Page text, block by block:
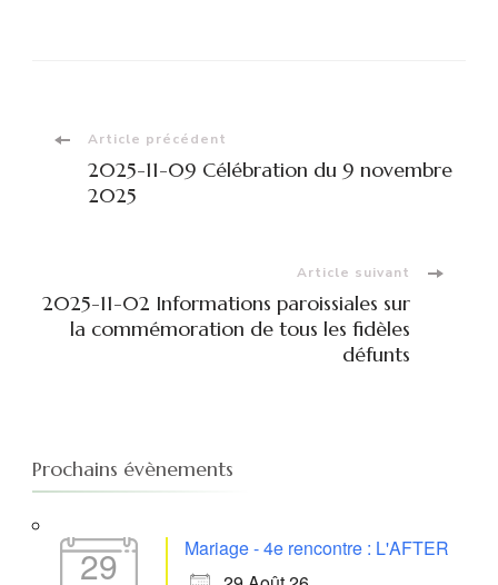
Navigation
d'article
Article précédent
2025-11-09 Célébration du 9 novembre
2025
Article suivant
2025-11-02 Informations paroissiales sur
la commémoration de tous les fidèles
défunts
Prochains évènements
29
Mariage - 4e rencontre : L'AFTER